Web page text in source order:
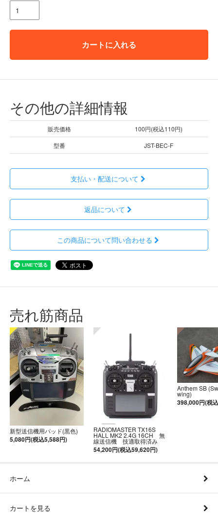
カートに入れる
その他の詳細情報
販売価格
100円(税込110円)
型番
JST-BEC-F
支払い・配送について
返品について
この商品について問い合わせる
売れ筋商品
新型送信機用パッド(黒色)
5,080円(税込5,588円)
RADIOMASTER TX16S
HALL MK2 2.4G 16CH 無
線送信機 技適取得済み
54,200円(税込59,620円)
Anthem SB
wing)
398,000円(税
ホーム
カートを見る